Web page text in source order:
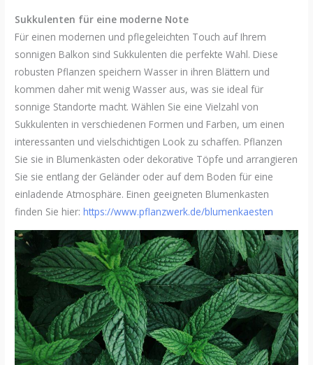
Sukkulenten für eine moderne Note
Für einen modernen und pflegeleichten Touch auf Ihrem
sonnigen Balkon sind Sukkulenten die perfekte Wahl. Diese
robusten Pflanzen speichern Wasser in ihren Blättern und
kommen daher mit wenig Wasser aus, was sie ideal für
sonnige Standorte macht. Wählen Sie eine Vielzahl von
Sukkulenten in verschiedenen Formen und Farben, um einen
interessanten und vielschichtigen Look zu schaffen. Pflanzen
Sie sie in Blumenkästen oder dekorative Töpfe und arrangieren
Sie sie entlang der Geländer oder auf dem Boden für eine
einladende Atmosphäre. Einen geeigneten Blumenkasten
finden Sie hier:https://www.pflanzwerk.de/blumenkaesten